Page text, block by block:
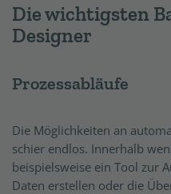
Die wichtigsten
Designer
Prozessabläufe
Die Möglichkeiten an
schier endlos. Innerhalb
beispielsweise ein Tool zur
Daten erstellen oder die